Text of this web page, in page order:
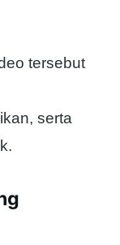
tersebut
serta